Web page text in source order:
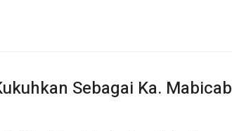
Sebagai Ka. Mabicab